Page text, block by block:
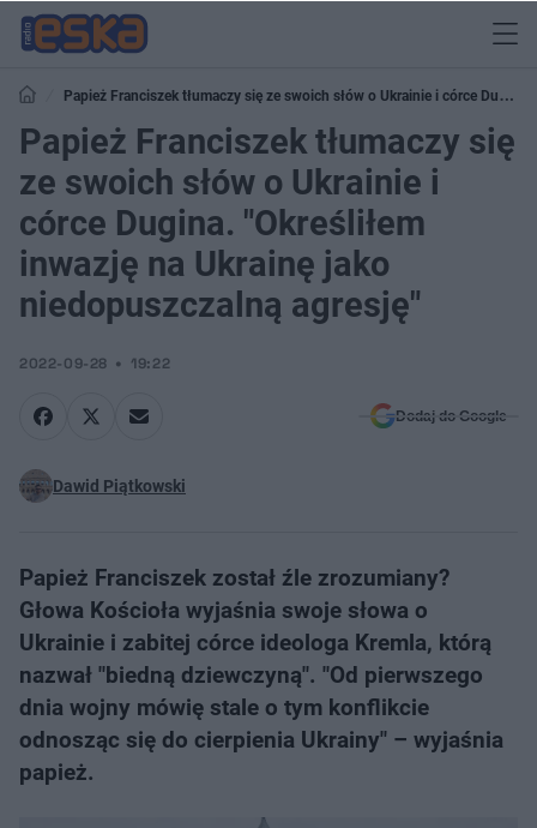
Papież Franciszek tłumaczy się ze swoich słów o Ukrainie i córce Dugina.
"Określiłem inwazję na Ukrainę jako niedopuszczalną agresję"
Papież Franciszek tłumaczy się
ze swoich słów o Ukrainie i
córce Dugina. "Określiłem
inwazję na Ukrainę jako
niedopuszczalną agresję"
2022-09-28 19:22
Dodaj do Google
Dawid Piątkowski
Papież Franciszek został źle zrozumiany?
Głowa Kościoła wyjaśnia swoje słowa o
Ukrainie i zabitej córce ideologa Kremla, którą
nazwał "biedną dziewczyną". "Od pierwszego
dnia wojny mówię stale o tym konflikcie
odnosząc się do cierpienia Ukrainy" – wyjaśnia
papież.